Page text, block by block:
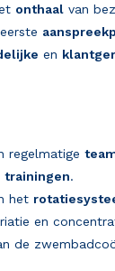
onthaal van
en
regelmatige
trainingen.
het
en
de